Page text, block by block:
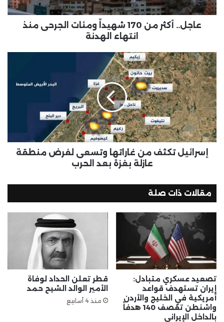
عاجل.. أكثر من 170 شهيداً ومئات الجرحى منذ
انتهاء الهدنة
إسرائيل تكثف من غاراتها وتسعى لفرض منطقة
عازلة بغزة بعد الحرب
مقالات ذات صلة
تصعيد عسكري متبادل:
إيران تستهدف قواعد
أمريكية في الخليج والأردن
واشنطن تقصف 140 هدفاً
بالداخل الإيراني
قطر تعلن الحداد لوفاة
الأمير الوالد الشيح حمد
منذ 4 أسابيع